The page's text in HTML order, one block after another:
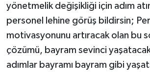
yönetmelik değişikliği için adım
personel lehine görüş bildirsin;
motivasyonunu artıracak olan bu
çözümü, bayram sevinci
adımlar bayramı bayram gibi